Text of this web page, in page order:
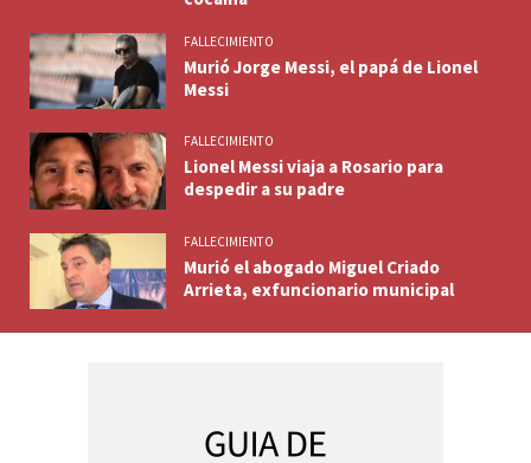
FALLECIMIENTO
Murió Jorge Messi, el papá de Lionel
Messi
FALLECIMIENTO
Lionel Messi viaja a Rosario para
despedir a su padre
FALLECIMIENTO
Murió el abogado Miguel Criado
Arrieta, exfuncionario municipal